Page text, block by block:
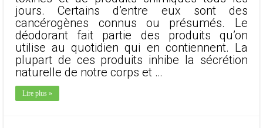
jours. Certains d’entre eux sont des
cancérogènes connus ou présumés. Le
déodorant fait partie des produits qu’on
utilise au quotidien qui en contiennent. La
plupart de ces produits inhibe la sécrétion
naturelle de notre corps et …
Lire plus »